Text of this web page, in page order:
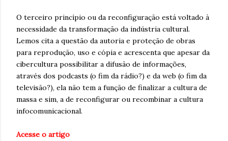
O terceiro princípio ou da reconfiguração está voltado à
necessidade da transformação da indústria cultural.
Lemos cita a questão da autoria e proteção de obras
para reprodução, uso e cópia e acrescenta que apesar da
cibercultura possibilitar a difusão de informações,
através dos podcasts (o fim da rádio?) e da web (o fim da
televisão?), ela não tem a função de finalizar a cultura de
massa e sim, a de reconfigurar ou recombinar a cultura
infocomunicacional.
Acesse o artigo